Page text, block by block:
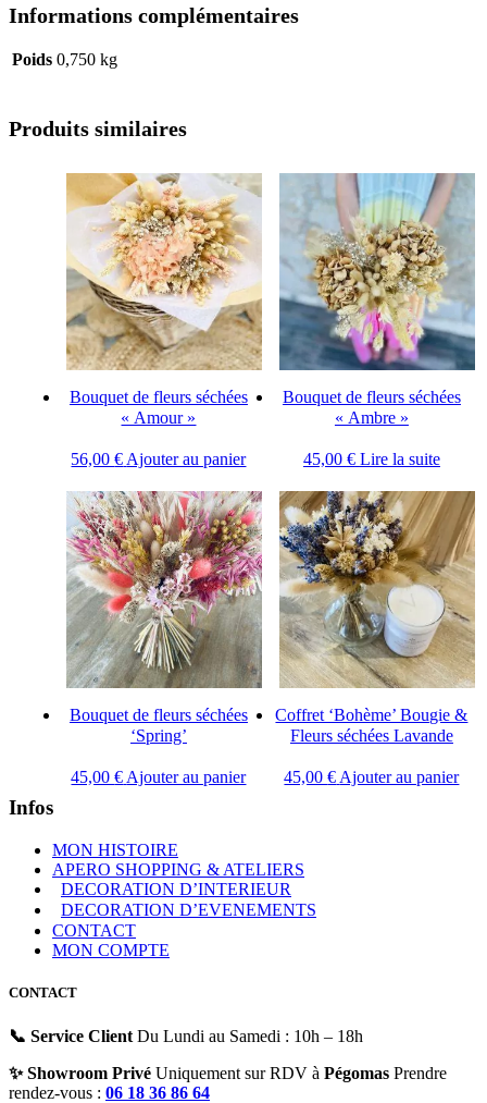
Informations complémentaires
Poids 0,750 kg
Produits similaires
Bouquet de fleurs séchées
« Amour »
56,00€ Ajouter au panier
Bouquet de fleurs séchées
« Ambre »
45,00 € Lire la suite
Bouquet de fleurs séchées
‘Spring’
45,00€ Ajouter au panier
Coffret ‘Bohème’ Bougie &
Fleurs séchées Lavande
45,00€ Ajouter au panier
Infos
MON HISTOIRE
APERO SHOPPING & ATELIERS
DECORATION D’INTERIEUR
DECORATION D’EVENEMENTS
CONTACT
MON COMPTE
CONTACT
📞 Service Client Du Lundi au Samedi : 10h – 18h
✨ Showroom Privé Uniquement sur RDV à Pégomas Prendre
rendez-vous : 06 18 36 86 64